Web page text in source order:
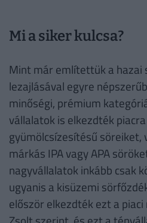
Mi a siker kulcsa?
Mint már említettük a hazai
lezajlásával egyre
minőségi, prémium
vállalatok is elkezdték
gyümölcsízesítésű söreiket,
márkás IPA vagy APA
nagyvállalatok inkább csak
ugyanis a kisüzemi
először elkezdték ezt a